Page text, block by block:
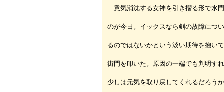
意気消沈する女神を引き摺る形で水
のが今日。イックスなら剣の故障につ
るのではないかという淡い期待を抱い
街門を叩いた。原因の一端でも判明す
少しは元気を取り戻してくれるだろう